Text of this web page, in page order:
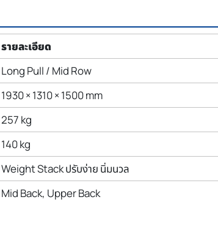
รายละเอียด
Long Pull / Mid Row
1930 × 1310 × 1500 mm
257 kg
140 kg
Weight Stack ปรับง่าย นิ่มนวล
Mid Back, Upper Back